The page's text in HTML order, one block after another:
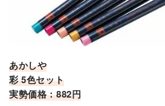
あかしや
彩 5色セット
実勢価格：882円